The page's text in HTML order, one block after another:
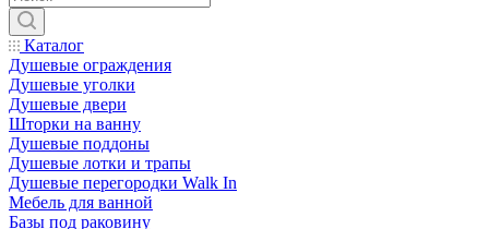
Каталог
Душевые ограждения
Душевые уголки
Душевые двери
Шторки на ванну
Душевые поддоны
Душевые лотки и трапы
Душевые перегородки Walk In
Мебель для ванной
Базы под раковину